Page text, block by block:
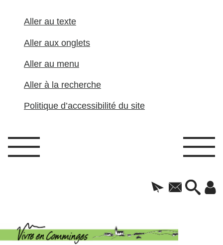
Aller au texte
Aller aux onglets
Aller au menu
Aller à la recherche
Politique d’accessibilité du site